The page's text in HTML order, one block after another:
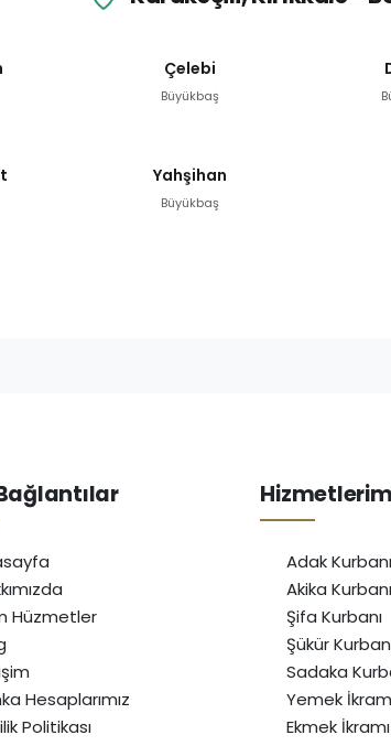
Çelebi
Büyükbaş
Yahşihan
Büyükbaş
Bağlantılar
Hüzmetler
Hesaplarımız
Politikası
Adak Kurbanı
Akika Kurbanı
Şifa Kurbanı
Şükür
Sadaka
Yemek
Ekmek İkramı